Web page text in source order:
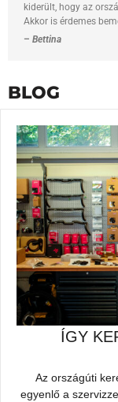
kiderült, hogy az
Akkor is érdemes
– Bettina
BLOG
ÍGY
Az országúti
egyenlő a